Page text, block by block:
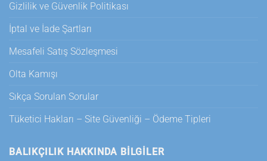
Gizlilik ve Güvenlik Politikası
İptal ve İade Şartları
Mesafeli Satış Sözleşmesi
Olta Kamışı
Sıkça Sorulan Sorular
Tüketici Hakları – Site Güvenliği – Ödeme Tipleri
BALIKÇILIK HAKKINDA BILGILER